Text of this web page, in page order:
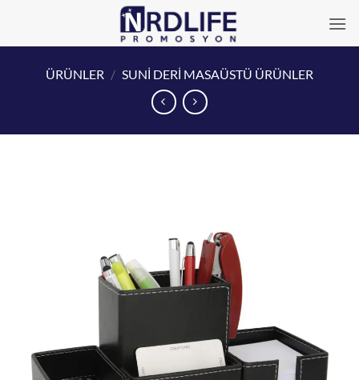
ÜRÜNLER / SUNİ DERİ MASAÜSTÜ ÜRÜNLER